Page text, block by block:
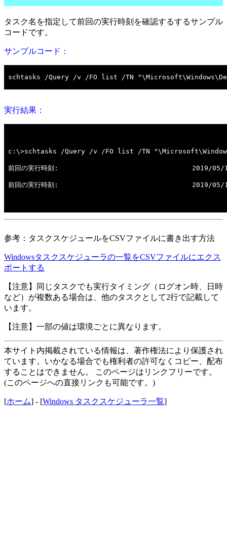
タスク名を指定して前回の実行時刻を確認するするサンプル
コードです。
サンプルコード：
実行結果：
参考：タスクスケジュールをCSVファイルに書き出す方法
Windowsタスクスケジューラの一覧をCSVファイルにエクス
ポートする
【注意】同じタスクでも実行タイミング（ログオン時、日時
など）が複数ある場合は、他のタスクとして2行で記載して
います。
【注意】一部の値は環境ごとに異なります。
本サイト内掲載されている情報は、著作権法により保護され
ています。いかなる場合でも権利者の許可なくコピー、配布
することはできません。 このページはリンクフリーです。
(このページへの直接リンクも可能です。)
[ホーム] - [Windows タスクスケジューラ一覧]